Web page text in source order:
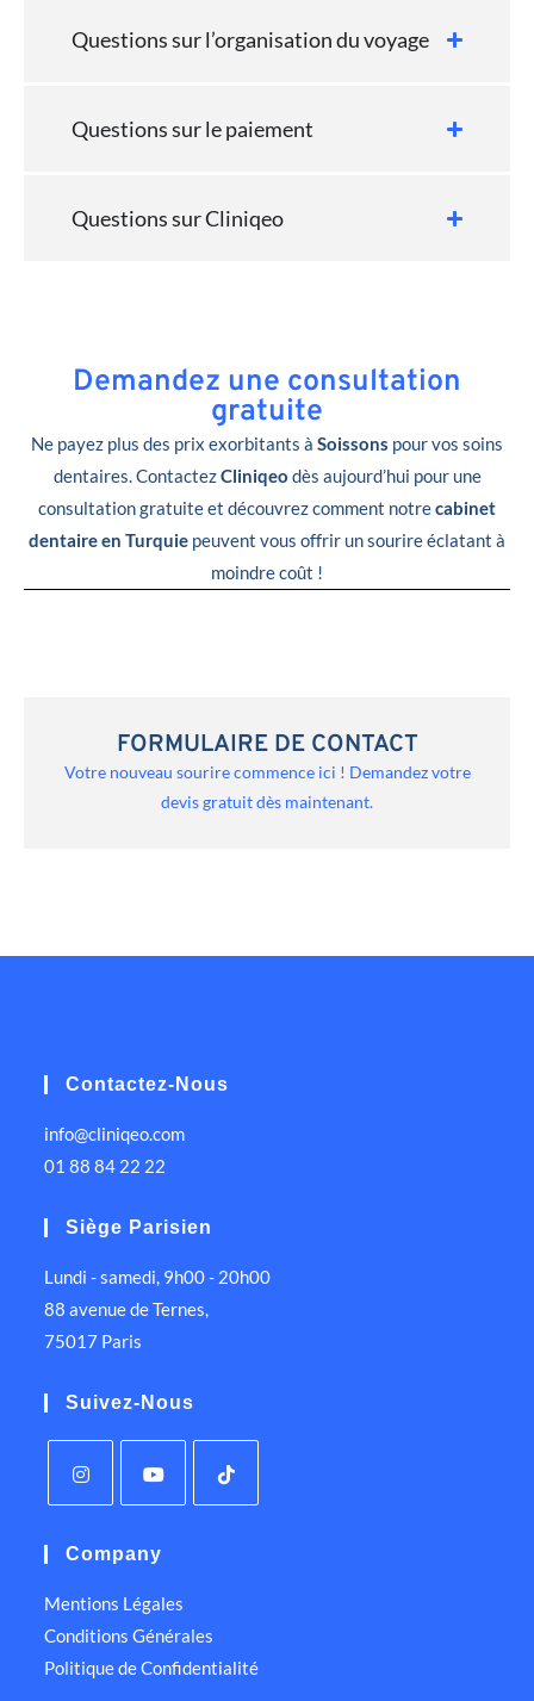
Questions sur l’organisation du voyage
Questions sur le paiement
Questions sur Cliniqeo
Demandez une consultation
gratuite
Ne payez plus des prix exorbitants à Soissons pour vos soins
dentaires. ContactezCliniqeo dès aujourd’hui pour une
consultation gratuite et découvrez comment notrecabinet
dentaire en Turquie peuvent vous offrir un sourire éclatant à
moindre coût !
FORMULAIRE DE CONTACT
Votre nouveau sourire commence ici ! Demandez votre
devis gratuit dès maintenant.
Contactez-Nous
info@cliniqeo.com
01 88 84 22 22
Siège Parisien
Lundi - samedi, 9h00 - 20h00
88 avenue de Ternes,
75017 Paris
Suivez-Nous
Company
Mentions Légales
Conditions Générales
Politique de Confidentialité